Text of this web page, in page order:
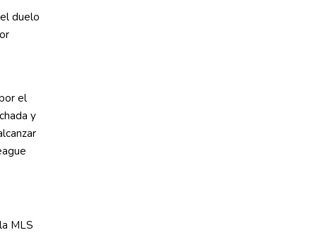
duelo
el
y
MLS